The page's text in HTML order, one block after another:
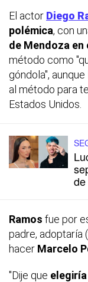
El actor Diego
polémica, con
de Mendoza en
método como
góndola",
al método para
Estados Unidos.
Ramos fue por
padre, adoptaría
hacer Marcelo
"Dije que